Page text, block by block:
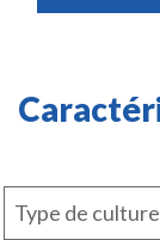
Type de